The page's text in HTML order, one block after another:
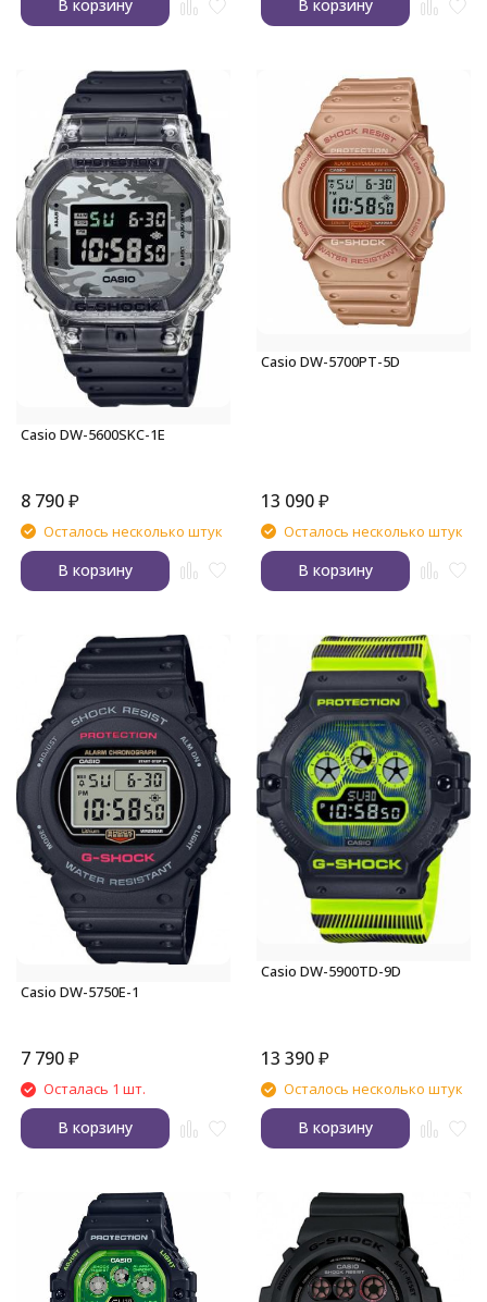
В корзину В корзину
Casio DW-5600SKC-1E
8 790₽
Осталось несколько штук
В корзину
Casio DW-5700PT-5D
13 090₽
Осталось несколько штук
В корзину
Casio DW-5750E-1
7 790₽
Осталась 1 шт.
В корзину
Casio DW-5900TD-9D
13 390₽
Осталось несколько штук
В корзину